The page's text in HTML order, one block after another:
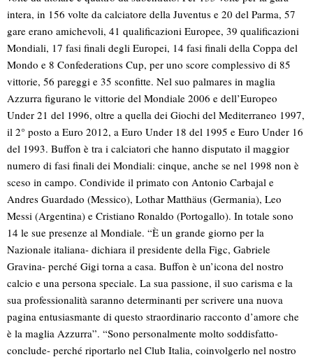
intera, in 156 volte da calciatore della Juventus e 20 del Parma, 57
gare erano amichevoli, 41 qualificazioni Europee, 39 qualificazioni
Mondiali, 17 fasi finali degli Europei, 14 fasi finali della Coppa del
Mondo e 8 Confederations Cup, per uno score complessivo di 85
vittorie, 56 pareggi e 35 sconfitte. Nel suo palmares in maglia
Azzurra figurano le vittorie del Mondiale 2006 e dell’Europeo
Under 21 del 1996, oltre a quella dei Giochi del Mediterraneo 1997,
il 2° posto a Euro 2012, a Euro Under 18 del 1995 e Euro Under 16
del 1993. Buffon è tra i calciatori che hanno disputato il maggior
numero di fasi finali dei Mondiali: cinque, anche se nel 1998 non è
sceso in campo. Condivide il primato con Antonio Carbajal e
Andres Guardado (Messico), Lothar Matthäus (Germania), Leo
Messi (Argentina) e Cristiano Ronaldo (Portogallo). In totale sono
14 le sue presenze al Mondiale. “È un grande giorno per la
Nazionale italiana- dichiara il presidente della Figc, Gabriele
Gravina- perché Gigi torna a casa. Buffon è un’icona del nostro
calcio e una persona speciale. La sua passione, il suo carisma e la
sua professionalità saranno determinanti per scrivere una nuova
pagina entusiasmante di questo straordinario racconto d’amore che
è la maglia Azzurra”. “Sono personalmente molto soddisfatto-
conclude- perché riportarlo nel Club Italia, coinvolgerlo nel nostro